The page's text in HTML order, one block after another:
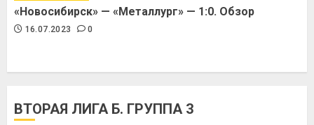
«Новосибирск» — «Металлург» — 1:0. Обзор
16.07.2023 0
ВТОРАЯ ЛИГА Б. ГРУППА 3